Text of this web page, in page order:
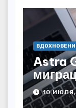
Astra
как
10